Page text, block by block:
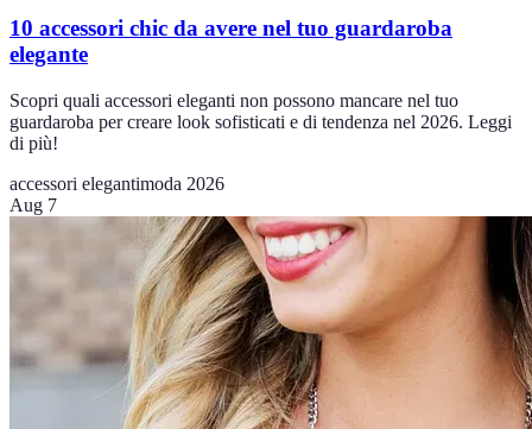
10 accessori chic da avere nel tuo guardaroba
elegante
Scopri quali accessori eleganti non possono mancare nel tuo
guardaroba per creare look sofisticati e di tendenza nel 2026. Leggi
di più!
accessori elegantimoda 2026
Aug 7